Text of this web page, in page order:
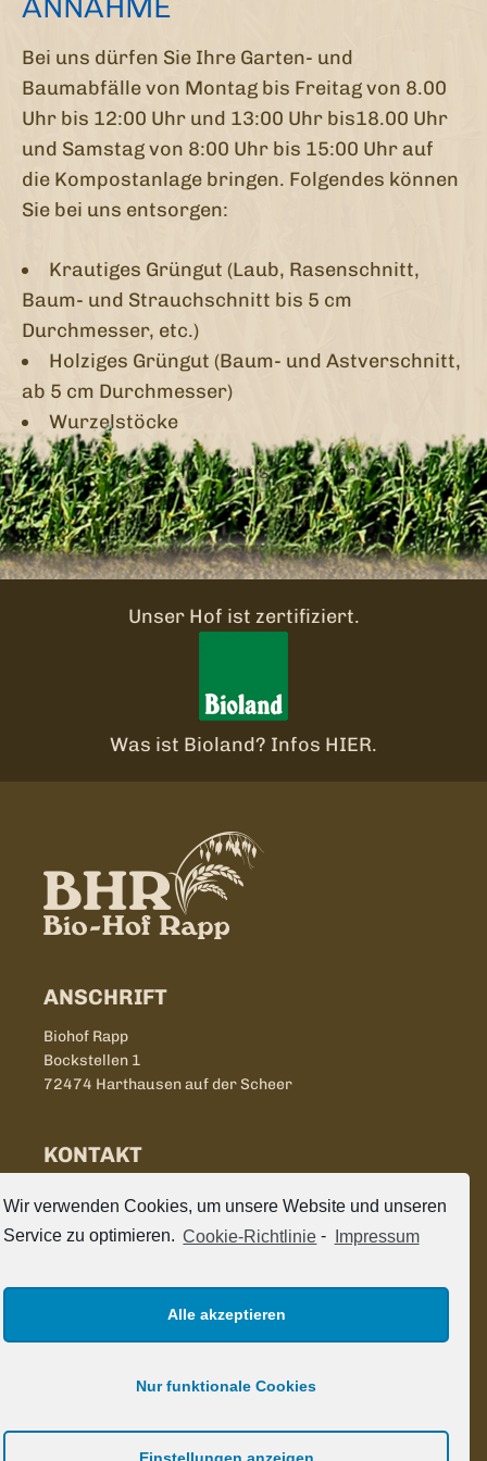
Wir verwenden Cookies, um unsere Website und unseren
Service zu optimieren. Cookie-Richtlinie - Impressum
Alle akzeptieren
Nur funktionale Cookies
Bei uns dürfen Sie Ihre Garten- und
Baumabfälle von Montag bis Freitag von 8.00
Uhr bis 12:00 Uhr und 13:00 Uhr bis18.00 Uhr
und Samstag von 8:00 Uhr bis 15:00 Uhr auf
die Kompostanlage bringen. Folgendes können
Sie bei uns entsorgen:
Krautiges Grüngut (Laub, Rasenschnitt,
Baum- und Strauchschnitt bis 5 cm
Durchmesser, etc.)
Holziges Grüngut (Baum- und Astverschnitt,
ab 5 cm Durchmesser)
Wurzelstöcke
Preise siehe Schild bei unserer Kompostanlage
oder telefonisch.
Unser Hof ist zertifiziert.
Was ist Bioland? Infos HIER.
ANSCHRIFT
Biohof Rapp
Bockstellen 1
72474 Harthausen auf der Scheer
KONTAKT
Tel. 0171 5529133
info@bio-hof-rapp.de
FOLGEN SIE UNS